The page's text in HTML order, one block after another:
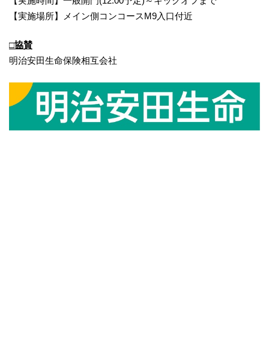
【実施場所】メイン側コンコースM9入口付近
□協賛
明治安田生命保険相互会社